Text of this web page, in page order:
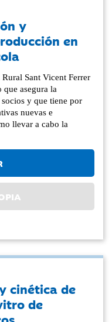
y
en
Sant Vicent Ferrer
asegura la
y que tiene por
nuevas e
llevar a cabo la
cinética de
de